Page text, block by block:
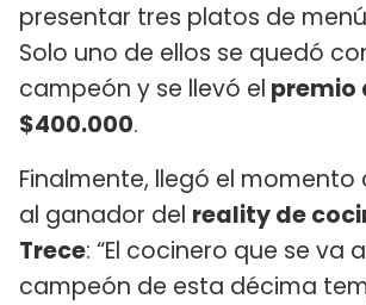
presentar tres platos de
Solo uno de ellos se quedó
campeón y se llevó el premio
$400.000.
Finalmente, llegó el momento
al ganador del reality de
Trece: “El cocinero que se va
campeón de esta décima